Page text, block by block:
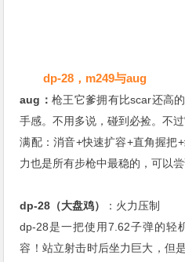
dp-28，m249与aug
aug：枪王它爹拥有比scar还高
手感。不用多说，碰到必捡。不过
满配：消音+快速扩容+直角握把
力也是所有步枪中最稳的，可以尝
dp-28（大盘鸡）
：火力压制
dp-28是一把使用7.62子弹的轻
容！站立射击时后坐力巨大，但